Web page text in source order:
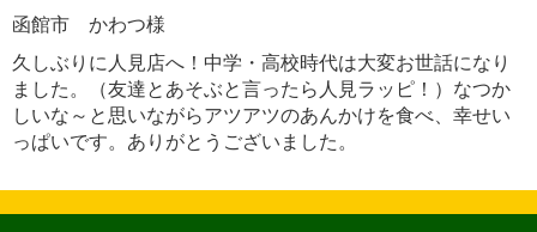
函館市 かわつ様
久しぶりに人見店へ！中学・高校時代は大変お世話になり
ました。（友達とあそぶと言ったら人見ラッピ！）なつか
しいな～と思いながらアツアツのあんかけを食べ、幸せい
っぱいです。ありがとうございました。